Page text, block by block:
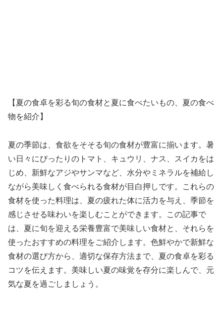
【夏の食卓を彩る旬の食材と夏に食べたいもの、夏の食べ
物を紹介】
夏の季節は、食欲をそそる旬の食材が豊富に揃います。暑
い日々にぴったりのトマト、キュウリ、ナス、スイカをは
じめ、新鮮なアジやサンマなど、水分やミネラルを補給し
ながら美味しく食べられる食材が目白押しです。これらの
食材を使った料理は、夏の疲れた体に活力を与え、季節を
感じさせる味わいを楽しむことができます。この記事で
は、夏に旬を迎える栄養豊富で美味しい食材と、それらを
使ったおすすめの料理をご紹介します。色鮮やかで新鮮な
食材の選び方から、適切な保存方法まで、夏の食卓を彩る
コツを伝えます。美味しい夏の味覚を存分に楽しんで、元
気な夏を過ごしましょう。